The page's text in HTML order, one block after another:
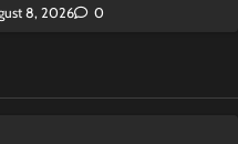
8, 2026 0